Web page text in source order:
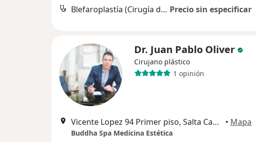
Blefaroplastía (Cirugía de los párpados) Precio sin especificar
Dr. Juan Pablo Oliver
Cirujano plástico
1 opinión
Vicente Lopez 94 Primer piso, Salta Capital • Mapa
Buddha Spa Medicina Estética